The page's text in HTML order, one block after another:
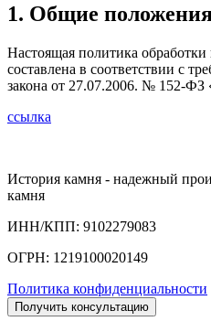
1. Общие
Настоящая политика
составлена в соответствии с
закона от 27.07.2006. № 152-
ссылка
История камня - надежный
камня
ИНН/КПП: 9102279083
ОГРН: 1219100020149
Политика конфиденциальности
Получить консультацию